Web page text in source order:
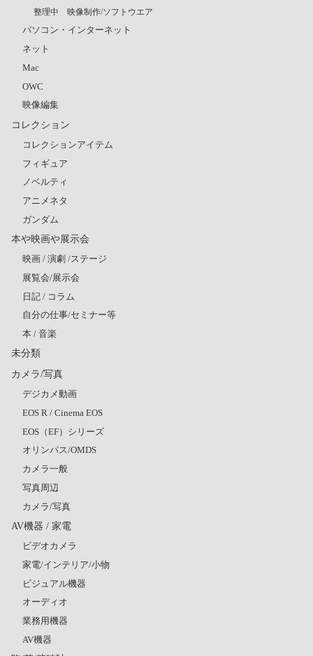
整理中 映像制作/ソフトウエア
パソコン・インターネット
ネット
Mac
OWC
映像編集
コレクション
コレクションアイテム
フィギュア
ノベルティ
アニメネタ
ガンダム
本や映画や展示会
映画 / 演劇 /ステージ
展覧会/展示会
日記 / コラム
自分の仕事/セミナー等
本 / 音楽
未分類
カメラ/写真
デジカメ動画
EOS R / Cinema EOS
EOS（EF）シリーズ
オリンパス/OMDS
カメラ一般
写真周辺
カメラ/写真
AV機器 / 家電
ビデオカメラ
家電/インテリア/小物
ビジュアル機器
オーディオ
業務用機器
AV機器